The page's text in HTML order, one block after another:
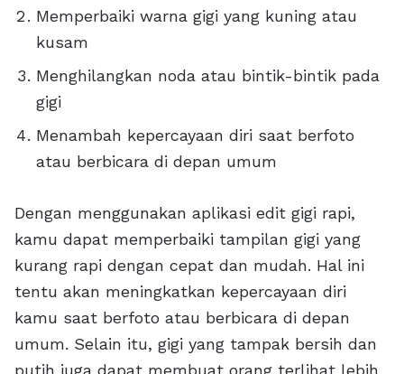
Memperbaiki warna gigi yang kuning atau
kusam
Menghilangkan noda atau bintik-bintik pada
gigi
Menambah kepercayaan diri saat berfoto
atau berbicara di depan umum
Dengan menggunakan aplikasi edit gigi rapi,
kamu dapat memperbaiki tampilan gigi yang
kurang rapi dengan cepat dan mudah. Hal ini
tentu akan meningkatkan kepercayaan diri
kamu saat berfoto atau berbicara di depan
umum. Selain itu, gigi yang tampak bersih dan
putih juga dapat membuat orang terlihat lebih